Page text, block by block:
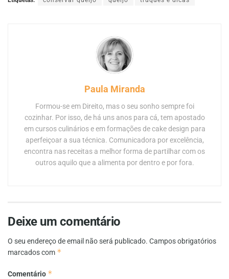
Paula Miranda
Formou-se em Direito, mas o seu sonho sempre foi
cozinhar. Por isso, de há uns anos para cá, tem apostado
em cursos culinários e em formações de cake design para
aperfeiçoar a sua técnica. Comunicadora por excelência,
encontra nas receitas a melhor forma de partilhar com os
outros aquilo que a alimenta por dentro e por fora.
Deixe um comentário
O seu endereço de email não será publicado. Campos obrigatórios
marcados com *
Comentário *